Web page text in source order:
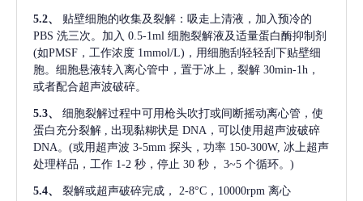
5.2、
贴壁细胞的收集及裂解：吸走上清液，加入预冷的
PBS 洗三次。加入 0.5-1ml 细胞裂解液及适量蛋白酶抑制剂
(如PMSF，工作浓度 1mmol/L)，用细胞刮轻轻刮下贴壁细
胞。细胞悬液转入离心管中，置于冰上，裂解 30min-1h，
或者配合超声波破碎。
5.3、
细胞裂解过程中可用枪头吹打或间断摇动离心管，使
蛋白充分裂解 , 出现黏糊状是 DNA，可以使用超声波破碎
DNA。(或用超声波 3-5mm 探头，功率 150-300W, 冰上超声
处理样品，工作 1-2 秒，停止 30 秒， 3~5 个循环。)
5.4、 裂解或超声破碎完成，
2-8°C，10000rpm 离心